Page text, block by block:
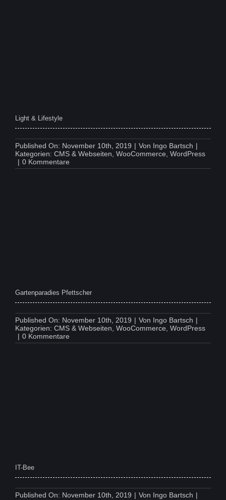
Light & Lifestyle
Published On: November 10th, 2019 | Von Ingo Bartsch |
Kategorien: CMS & Webseiten, WooCommerce, WordPress
| 0 Kommentareon
Light
Gartenparadies Pfettscher
Published On: November 10th, 2019 | Von Ingo Bartsch |
Kategorien: CMS & Webseiten, WooCommerce, WordPress
| 0 Kommentareon
Gartenparadies
IT-Bee
Published On: November 10th, 2019 | Von Ingo Bartsch |